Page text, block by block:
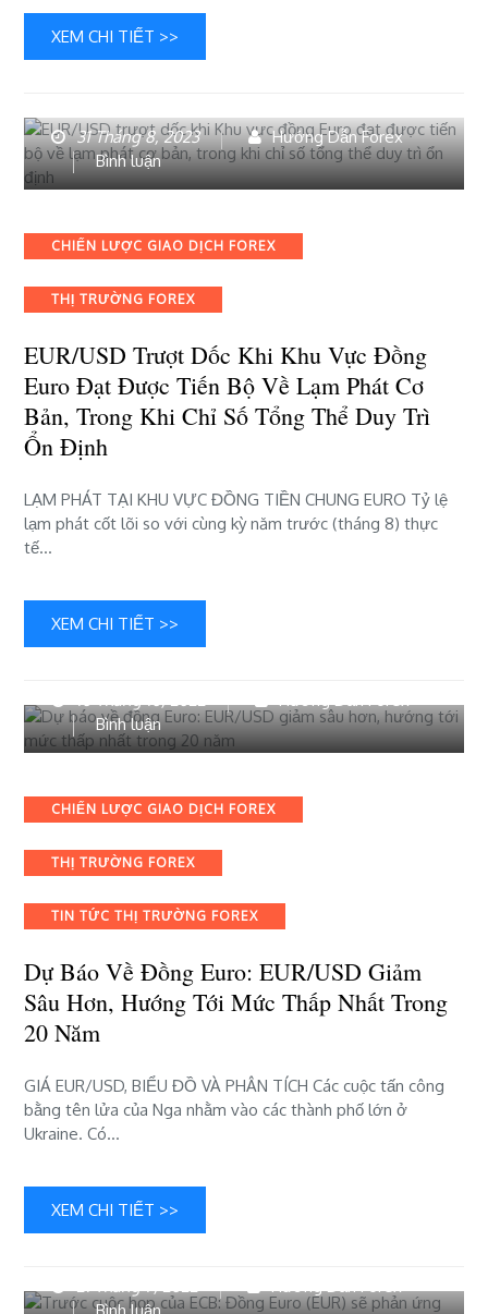
giá
XEM CHI TIẾT >>
31 Tháng 8, 2023
Hướng Dẫn Forex
Bình luậnbài
viết
trượt
dốc
Khu
đồng
Euro
đạt
được
về
lạm
trong
tổng
thể
duy
ổn
Categories
CHIẾN LƯỢC GIAO DỊCH FOREX
THỊ TRƯỜNG FOREX
EUR/USD Trượt Dốc Khi Khu Vực Đồng
Euro Đạt Được Tiến Bộ Về Lạm Phát Cơ
Bản, Trong Khi Chỉ Số Tổng Thể Duy Trì
Ổn Định
LẠM PHÁT TẠI KHU VỰC ĐỒNG TIỀN CHUNG EURO Tỷ lệ
lạm phát cốt lõi so với cùng kỳ năm trước (tháng 8) thực
tế…
XEM CHI TIẾT >>
10 Tháng 10, 2022
Hướng Dẫn Forex
Bình luậnbài
viết
báo
về
Euro:
giảm
hơn,
hướng
tới
nhất
trong
Categories
CHIẾN LƯỢC GIAO DỊCH FOREX
THỊ TRƯỜNG FOREX
TIN TỨC THỊ TRƯỜNG FOREX
Dự Báo Về Đồng Euro: EUR/USD Giảm
Sâu Hơn, Hướng Tới Mức Thấp Nhất Trong
20 Năm
GIÁ EUR/USD, BIỂU ĐỒ VÀ PHÂN TÍCH Các cuộc tấn công
bằng tên lửa của Nga nhằm vào các thành phố lớn ở
Ukraine. Có…
XEM CHI TIẾT >>
21 Tháng 7, 2022
Hướng Dẫn Forex
bài